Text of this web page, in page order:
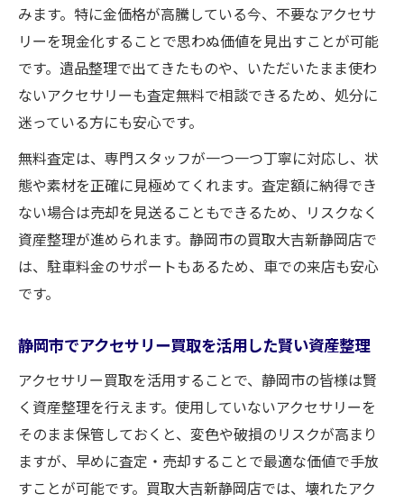
みます。特に金価格が高騰している今、不要なアクセサ
リーを現金化することで思わぬ価値を見出すことが可能
です。遺品整理で出てきたものや、いただいたまま使わ
ないアクセサリーも査定無料で相談できるため、処分に
迷っている方にも安心です。
無料査定は、専門スタッフが一つ一つ丁寧に対応し、状
態や素材を正確に見極めてくれます。査定額に納得でき
ない場合は売却を見送ることもできるため、リスクなく
資産整理が進められます。静岡市の買取大吉新静岡店で
は、駐車料金のサポートもあるため、車での来店も安心
です。
静岡市でアクセサリー買取を活用した賢い資産整理
アクセサリー買取を活用することで、静岡市の皆様は賢
く資産整理を行えます。使用していないアクセサリーを
そのまま保管しておくと、変色や破損のリスクが高まり
ますが、早めに査定・売却することで最適な価値で手放
すことが可能です。買取大吉新静岡店では、壊れたアク